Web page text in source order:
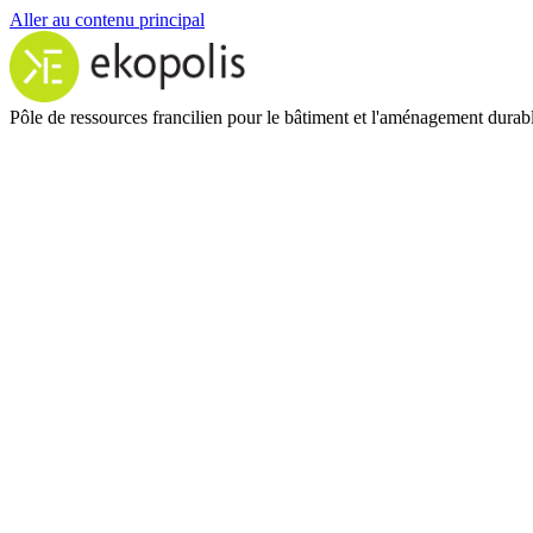
Aller au contenu principal
Pôle de ressources francilien pour le bâtiment et l'aménagement